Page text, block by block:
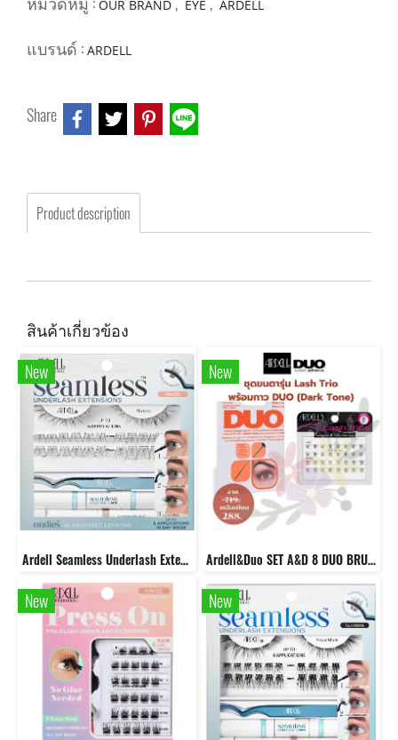
OUR BRAND EYE ARDELL
แบรนด์ : ARDELL
Share
Product description
สินค้าเกี่ยวข้อง
New
Ardell Seamless Underlash Extensions Naked kit
New
Ardell&Duo SET A&D 8 DUO BRUSH ON STRIPLASH ADHESIVE DARK TONE + Ardell LASH TRIOS
New New